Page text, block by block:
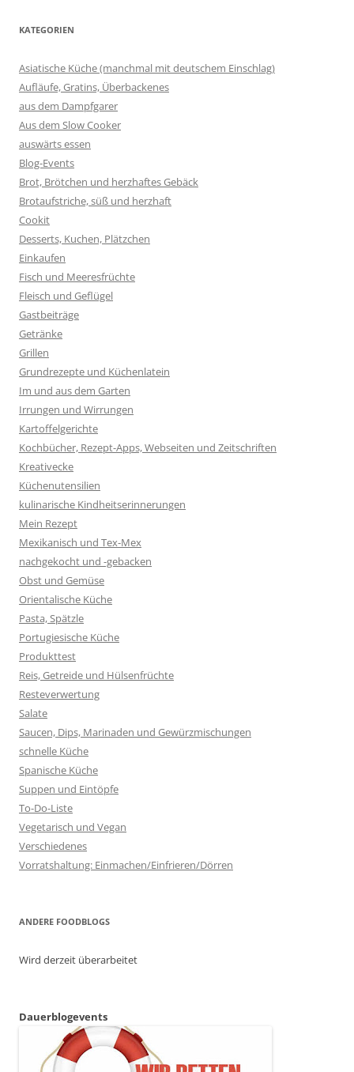
KATEGORIEN
Asiatische Küche (manchmal mit deutschem Einschlag)
Aufläufe, Gratins, Überbackenes
aus dem Dampfgarer
Aus dem Slow Cooker
auswärts essen
Blog-Events
Brot, Brötchen und herzhaftes Gebäck
Brotaufstriche, süß und herzhaft
Cookit
Desserts, Kuchen, Plätzchen
Einkaufen
Fisch und Meeresfrüchte
Fleisch und Geflügel
Gastbeiträge
Getränke
Grillen
Grundrezepte und Küchenlatein
Im und aus dem Garten
Irrungen und Wirrungen
Kartoffelgerichte
Kochbücher, Rezept-Apps, Webseiten und Zeitschriften
Kreativecke
Küchenutensilien
kulinarische Kindheitserinnerungen
Mein Rezept
Mexikanisch und Tex-Mex
nachgekocht und -gebacken
Obst und Gemüse
Orientalische Küche
Pasta, Spätzle
Portugiesische Küche
Produkttest
Reis, Getreide und Hülsenfrüchte
Resteverwertung
Salate
Saucen, Dips, Marinaden und Gewürzmischungen
schnelle Küche
Spanische Küche
Suppen und Eintöpfe
To-Do-Liste
Vegetarisch und Vegan
Verschiedenes
Vorratshaltung: Einmachen/Einfrieren/Dörren
ANDERE FOODBLOGS
Wird derzeit überarbeitet
Dauerblogevents